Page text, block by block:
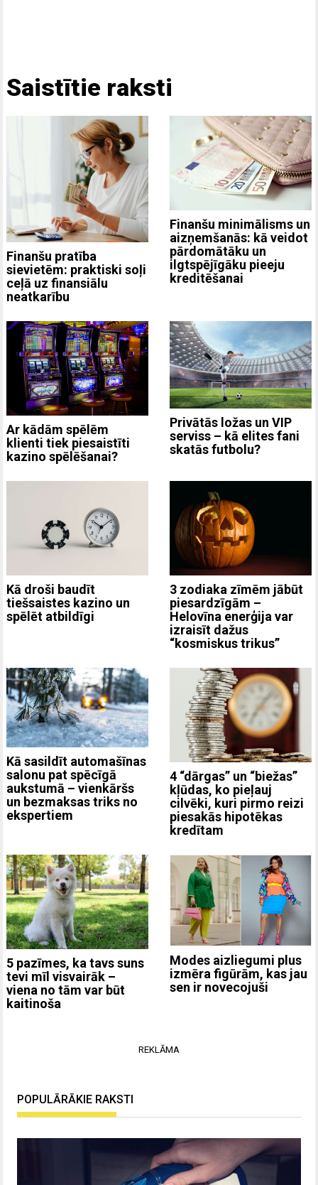
Saistītie raksti
Finanšu pratība
sievietēm: praktiski soļi
ceļā uz finansiālu
neatkarību
Finanšu minimālisms un
aizņemšanās: kā veidot
pārdomātāku un
ilgtspējīgāku pieeju
kreditēšanai
Ar kādām spēlēm
klienti tiek piesaistīti
kazino spēlēšanai?
Privātās ložas un VIP
serviss – kā elites fani
skatās futbolu?
Kā droši baudīt
tiešsaistes kazino un
spēlēt atbildīgi
3 zodiaka zīmēm jābūt
piesardzīgām –
Helovīna enerģija var
izraisīt dažus
“kosmiskus trikus”
Kā sasildīt automašīnas
salonu pat spēcīgā
aukstumā – vienkāršs
un bezmaksas triks no
ekspertiem
4 “dārgas” un “biežas”
kļūdas, ko pieļauj
cilvēki, kuri pirmo reizi
piesakās hipotēkas
kredītam
5 pazīmes, ka tavs suns
tevi mīl visvairāk –
viena no tām var būt
kaitinoša
Modes aizliegumi plus
izmēra figūrām, kas jau
sen ir novecojuši
REKLĀMA
POPULĀRĀKIE RAKSTI